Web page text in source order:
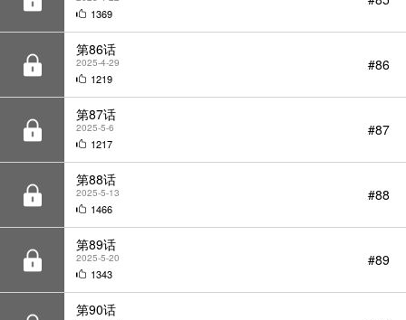
第87话
2025-5-6
1217
第88话
2025-5-13
1466
第89话
2025-5-20
1343
第90话
2025-5-27
1367
第91话
2025-6-3